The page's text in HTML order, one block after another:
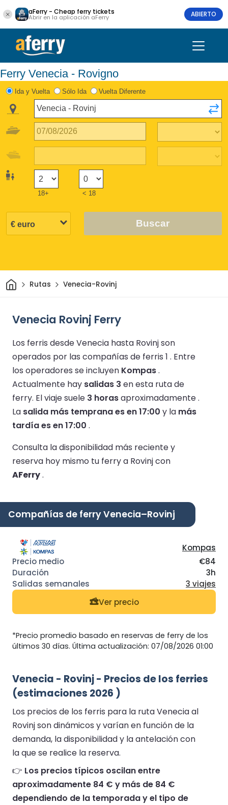
aFerry - Cheap ferry tickets
Abrir en la aplicación aFerry ABIERTO
Ferry Venecia - Rovigno
Ida y Vuelta Sólo Ida Vuelta Diferente
18+ < 18
Buscar
InicioRutas Venecia-Rovinj
Venecia Rovinj Ferry
Los ferris desde Venecia hasta Rovinj son
operados por las compañías de ferris 1 . Entre
los operadores se incluyen Kompas.
Actualmente hay salidas 3 en esta ruta de
ferry. El viaje suele 3 horasaproximadamente .
La salida más temprana es en 17:00 y la más
tardía es en 17:00 .
Consulta la disponibilidad más reciente y
reserva hoy mismo tu ferry a Rovinj con
AFerry.
Compañías de ferry Venecia–Rovinj
Kompas
€84
3h
3 viajes
Ver precio
*Precio promedio basado en reservas de ferry de los
últimos 30 días. Última actualización: 07/08/2026 01:00
Venecia - Rovinj - Precios de los ferries
(estimaciones 2026 )
Los precios de los ferris para la ruta Venecia al
Rovinj son dinámicos y varían en función de la
demanda, la disponibilidad y la antelación con
la que se realice la reserva.
👉 Los precios típicos oscilan entre
aproximadamente 84 € y más de 84 €
dependiendo de la temporada y el tipo de